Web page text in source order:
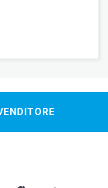
spazzolato
Chiaro soft